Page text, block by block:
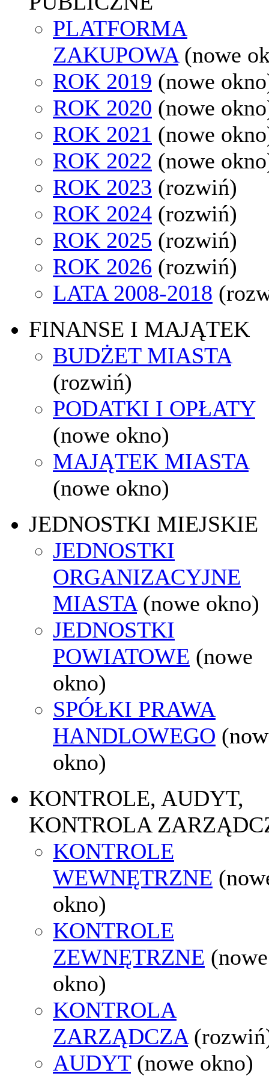
PLATFORMA
ZAKUPOWA (nowe
ROK 2019 (nowe
ROK 2020 (nowe
ROK 2021 (nowe
ROK 2022 (nowe
ROK 2023 (rozwiń)
ROK 2024 (rozwiń)
ROK 2025 (rozwiń)
ROK 2026 (rozwiń)
LATA 2008-2018
FINANSE I MAJĄTEK
BUDŻET MIASTA
(rozwiń)
PODATKI I OPŁATY
(nowe okno)
MAJĄTEK MIASTA
(nowe okno)
JEDNOSTKI MIEJSKIE
JEDNOSTKI
ORGANIZACYJNE
MIASTA (nowe okno)
JEDNOSTKI
POWIATOWE (nowe
okno)
SPÓŁKI PRAWA
HANDLOWEGO
okno)
KONTROLE, AUDYT,
KONTROLA
KONTROLE
WEWNĘTRZNE
okno)
KONTROLE
ZEWNĘTRZNE (nowe
okno)
KONTROLA
ZARZĄDCZA
AUDYT (nowe okno)